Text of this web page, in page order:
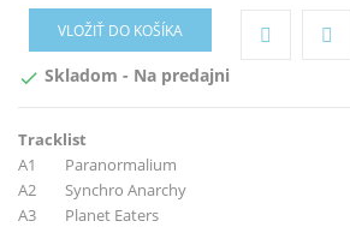
VLOŽIŤ DO KOŠÍKA
 Skladom - Na predajni
Tracklist
A1 Paranormalium
A2 Synchro Anarchy
A3 Planet Eaters